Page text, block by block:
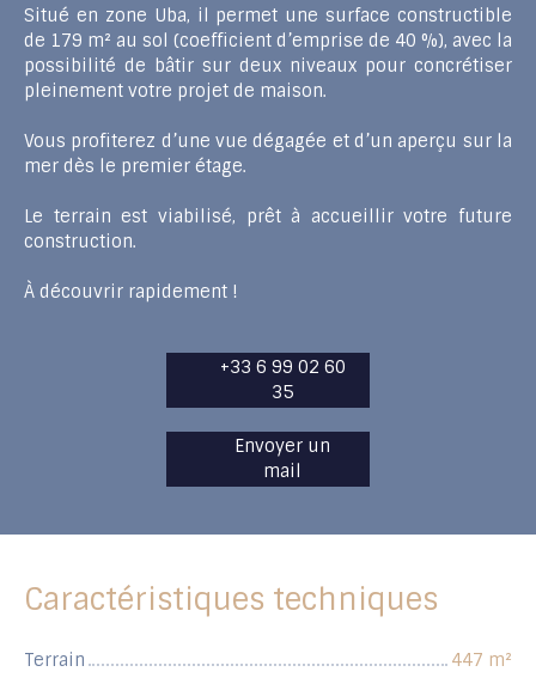
Situé en zone Uba, il permet une surface constructible
de 179 m² au sol (coefficient d’emprise de 40 %), avec la
possibilité de bâtir sur deux niveaux pour concrétiser
pleinement votre projet de maison.
Vous profiterez d’une vue dégagée et d’un aperçu sur la
mer dès le premier étage.
Le terrain est viabilisé, prêt à accueillir votre future
construction.
À découvrir rapidement !
+33 6 99 02 60
35
Envoyer un
mail
Caractéristiques techniques
Terrain 447 m²